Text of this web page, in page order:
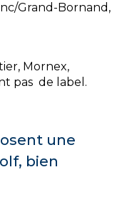
Grand-Bornand,
Mornex,
pas de label.
une
bien